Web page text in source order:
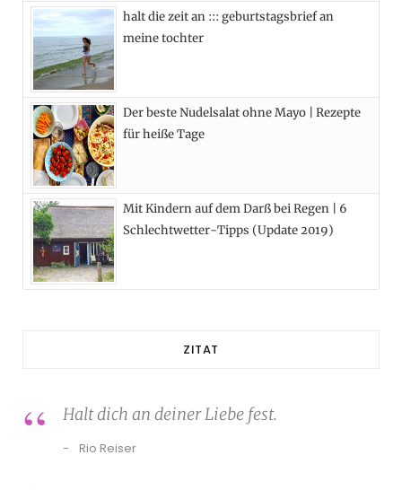
halt die zeit an ::: geburtstagsbrief an
meine tochter
Der beste Nudelsalat ohne Mayo | Rezepte
für heiße Tage
Mit Kindern auf dem Darß bei Regen | 6
Schlechtwetter-Tipps (Update 2019)
ZITAT
Halt dich an deiner Liebe fest.
Rio Reiser